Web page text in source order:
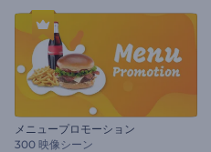
メニュープロモーション
300 映像シーン